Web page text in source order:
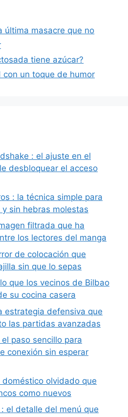
última masacre que no
tiene azúcar?
con un toque de humor
: el ajuste en el
desbloquear el acceso
: la técnica simple para
sin hebras molestas
filtrada que ha
los lectores del manga
de colocación que
sin que lo sepas
que los vecinos de Bilbao
su cocina casera
estrategia defensiva que
las partidas avanzadas
paso sencillo para
conexión sin esperar
olvidado que
como nuevos
el detalle del menú que